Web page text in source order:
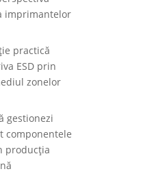
imprimantelor
practică
ESD prin
zonelor
gestionezi
componentele
producția